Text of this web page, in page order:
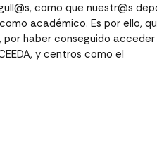
como que nuestr@s
académico. Es por ello,
haber conseguido
y centros como el